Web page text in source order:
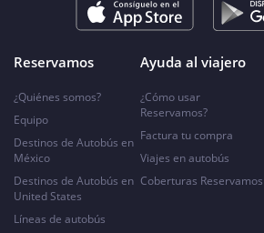
Reservamos
¿Quiénes somos?
Equipo
Destinos de Autobús en
México
Destinos de Autobús en
United States
Líneas de autobús
Ayuda al viajero
¿Cómo usar
Reservamos?
Factura tu compra
Viajes en autobús
Coberturas Reservamos